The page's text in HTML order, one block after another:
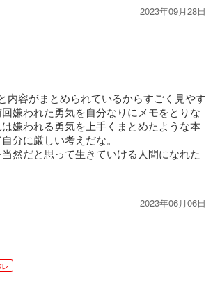
2023年09月28日
内容がまとめられているからすごく見やす
嫌われた勇気を自分なりにメモをとりな
嫌われる勇気を上手くまとめたような本
分に厳しい考えだな。
然だと思って生きていける人間になれた
2023年06月06日